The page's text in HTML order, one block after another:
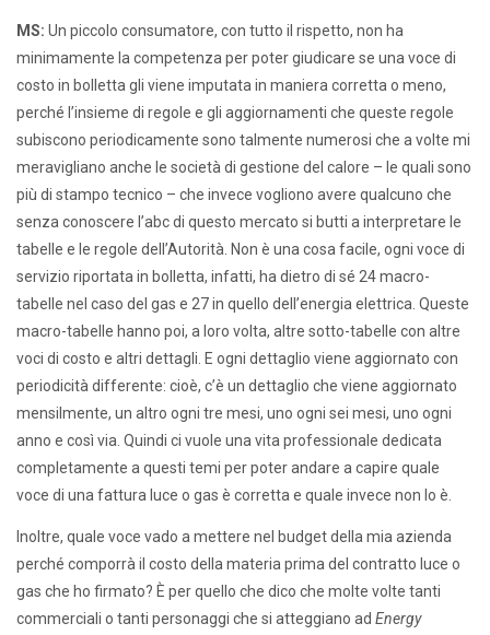
MS: Un piccolo consumatore, con tutto il rispetto, non ha
minimamente la competenza per poter giudicare se una voce di
costo in bolletta gli viene imputata in maniera corretta o meno,
perché l’insieme di regole e gli aggiornamenti che queste regole
subiscono periodicamente sono talmente numerosi che a volte mi
meravigliano anche le società di gestione del calore – le quali sono
più di stampo tecnico – che invece vogliono avere qualcuno che
senza conoscere l’abc di questo mercato si butti a interpretare le
tabelle e le regole dell’Autorità. Non è una cosa facile, ogni voce di
servizio riportata in bolletta, infatti, ha dietro di sé 24 macro-
tabelle nel caso del gas e 27 in quello dell’energia elettrica. Queste
macro-tabelle hanno poi, a loro volta, altre sotto-tabelle con altre
voci di costo e altri dettagli. E ogni dettaglio viene aggiornato con
periodicità differente: cioè, c’è un dettaglio che viene aggiornato
mensilmente, un altro ogni tre mesi, uno ogni sei mesi, uno ogni
anno e così via. Quindi ci vuole una vita professionale dedicata
completamente a questi temi per poter andare a capire quale
voce di una fattura luce o gas è corretta e quale invece non lo è.
Inoltre, quale voce vado a mettere nel budget della mia azienda
perché comporrà il costo della materia prima del contratto luce o
gas che ho firmato? È per quello che dico che molte volte tanti
commerciali o tanti personaggi che si atteggiano ad Energy